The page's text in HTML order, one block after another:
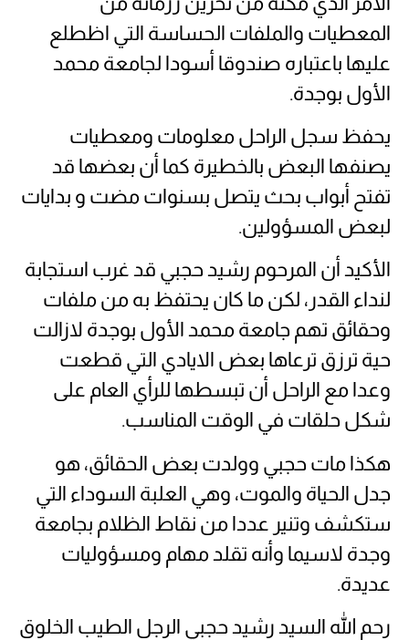
المعطيات والملفات الحساسة التي اظطلع
عليها باعتباره صندوقا أسودا لجامعة محمد
الأول بوجدة.
يحفظ سجل الراحل معلومات ومعطيات
يصنفها البعض بالخطيرة كما أن بعضها قد
تفتح أبواب بحث يتصل بسنوات مضت و بدايات
لبعض المسؤولين.
الأكيد أن المرحوم رشيد حجبي قد غرب استجابة
لنداء القدر، لكن ما كان يحتفظ به من ملفات
وحقائق تهم جامعة محمد الأول بوجدة لازالت
حية ترزق ترعاها بعض الايادي التي قطعت
وعدا مع الراحل أن تبسطها للرأي العام على
شكل حلقات في الوقت المناسب.
هكذا مات حجبي وولدت بعض الحقائق، هو
جدل الحياة والموت، وهي العلبة السوداء التي
ستكشف وتنير عددا من نقاط الظلام بجامعة
وجدة لاسيما وأنه تقلد مهام ومسؤوليات
عديدة.
رحم الله السيد رشيد حجبي الرجل الطيب الخلوق